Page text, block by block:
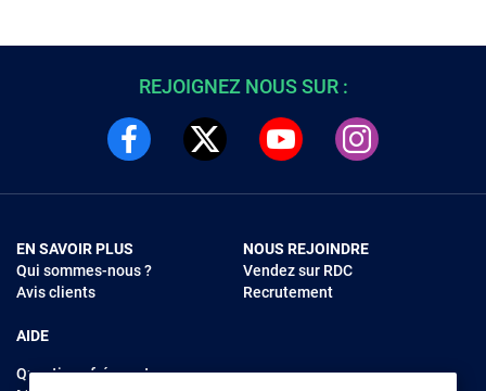
REJOIGNEZ NOUS SUR :
EN SAVOIR PLUS
Qui sommes-nous ?
Avis clients
AIDE
Questions fréquentes
NOUS REJOINDRE
Vendez sur RDC
Recrutement